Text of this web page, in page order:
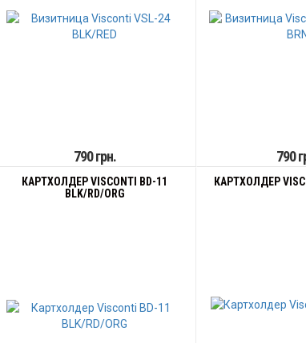
790 грн. 790
КАРТХОЛДЕР VISCONTI BD-11
BLK/RD/ORG
КАРТХОЛДЕР